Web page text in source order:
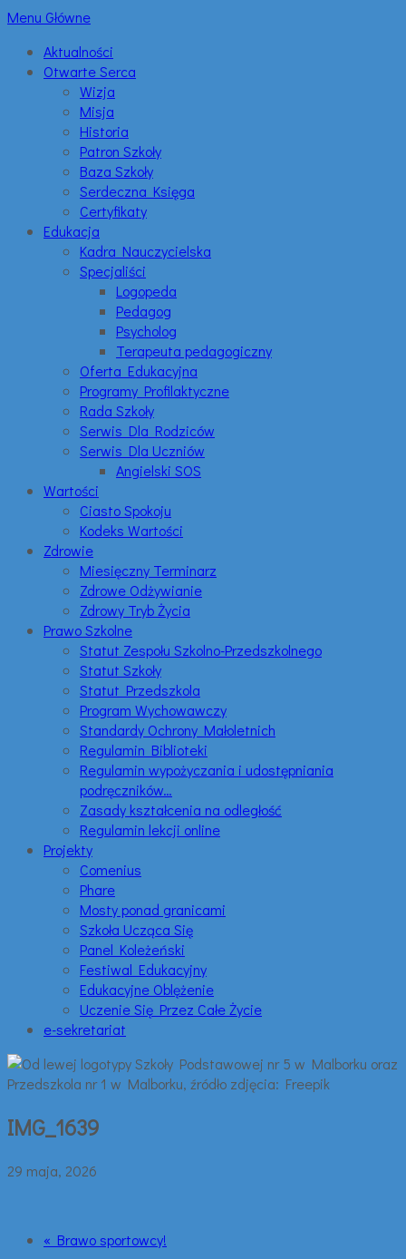
Menu Główne
Aktualności
Otwarte Serca
Wizja
Misja
Historia
Patron Szkoły
Baza Szkoły
Serdeczna Księga
Certyfikaty
Edukacja
Kadra Nauczycielska
Specjaliści
Logopeda
Pedagog
Psycholog
Terapeuta pedagogiczny
Oferta Edukacyjna
Programy Profilaktyczne
Rada Szkoły
Serwis Dla Rodziców
Serwis Dla Uczniów
Angielski SOS
Wartości
Ciasto Spokoju
Kodeks Wartości
Zdrowie
Miesięczny Terminarz
Zdrowe Odżywianie
Zdrowy Tryb Życia
Prawo Szkolne
Statut Zespołu Szkolno-Przedszkolnego
Statut Szkoły
Statut Przedszkola
Program Wychowawczy
Standardy Ochrony Małoletnich
Regulamin Biblioteki
Regulamin wypożyczania i udostępniania
podręczników…
Zasady kształcenia na odległość
Regulamin lekcji online
Projekty
Comenius
Phare
Mosty ponad granicami
Szkoła Ucząca Się
Panel Koleżeński
Festiwal Edukacyjny
Edukacyjne Oblężenie
Uczenie Się Przez Całe Życie
e-sekretariat
IMG_1639
29 maja, 2026
« Brawo sportowcy!